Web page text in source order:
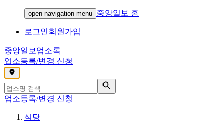
open navigation menu 중앙일보 홈
로그인회원가입
중앙일보 업소록
업소등록/변경 신청
,
업소등록/변경 신청
식당